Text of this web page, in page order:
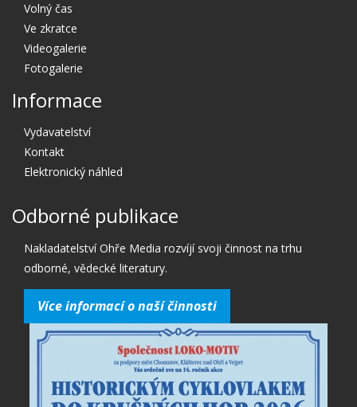
Volný čas
Ve zkratce
Videogalerie
Fotogalerie
Informace
Vydavatelství
Kontakt
Elektronický náhled
Odborné publikace
Nakladatelství Ohře Media rozvíjí svoji činnost na trhu
odborné, vědecké literatury.
Více informací o naší činnosti